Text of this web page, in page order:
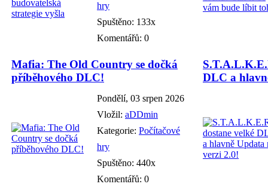
hry
Spuštěno: 133x
Komentářů: 0
Mafia: The Old Country se dočká
příběhového DLC!
Pondělí, 03 srpen 2026
Vložil: aDDmin
Kategorie: Počítačové
hry
Spuštěno: 440x
Komentářů: 0
DLC a